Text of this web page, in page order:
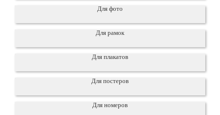
Для фото
Для рамок
Для плакатов
Для постеров
Для номеров